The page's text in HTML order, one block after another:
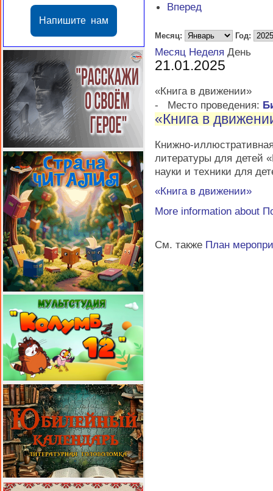
Напишите нам
Вперед
Месяц: Год:
Месяц Неделя День
21.01.2025
«Книга в движении»
-
Место проведения:
«Книга в
Книжно-
литературы для детей
науки и техники для
«Книга в движении»
More information about
См. также План